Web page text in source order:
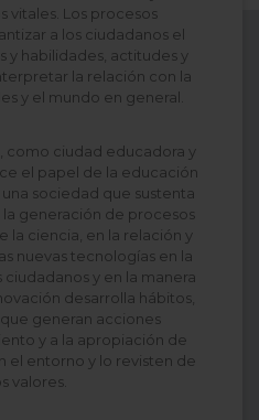
vitales. Los procesos
a los ciudadanos el
y habilidades, actitudes y
la relación con la
y el mundo en general.
como ciudad educadora y
el papel de la educación
sociedad que sustenta
la generación de procesos
la ciencia, en la relación y
nuevas tecnologías en la
y en la manera
desarrolla hábitos,
generan acciones
y a la apropiación de
el entorno y lo revisten de
valores.
MAYOR